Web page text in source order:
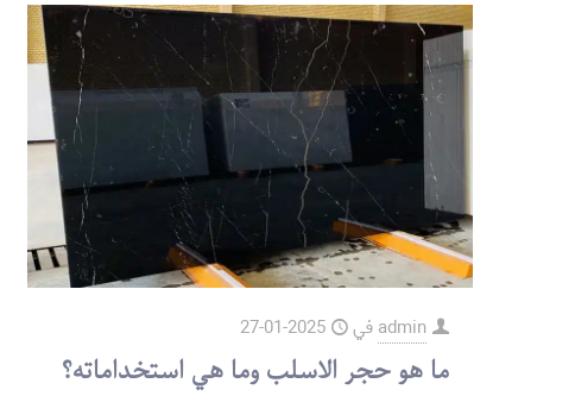
admin في 2025-01-27
ما هو حجر الاسلب وما هي استخداماته؟